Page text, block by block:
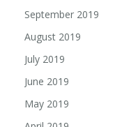
September 2019
August 2019
July 2019
June 2019
May 2019